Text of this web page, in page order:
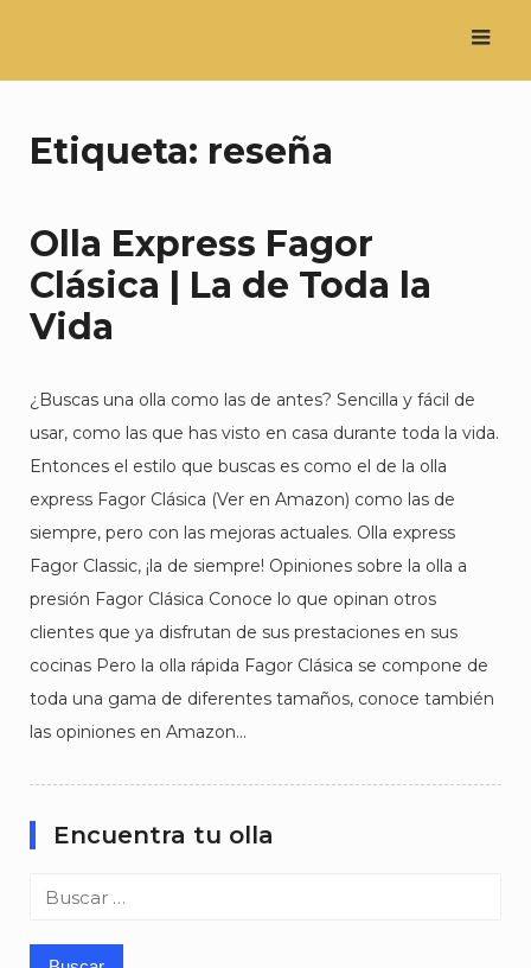
contenido
Etiqueta: reseña
Olla Express Fagor
Clásica | La de Toda la
Vida
¿Buscas una olla como las de antes? Sencilla y fácil de
usar, como las que has visto en casa durante toda la vida.
Entonces el estilo que buscas es como el de la olla
express Fagor Clásica (Ver en Amazon) como las de
siempre, pero con las mejoras actuales. Olla express
Fagor Classic, ¡la de siempre! Opiniones sobre la olla a
presión Fagor Clásica Conoce lo que opinan otros
clientes que ya disfrutan de sus prestaciones en sus
cocinas Pero la olla rápida Fagor Clásica se compone de
toda una gama de diferentes tamaños, conoce también
las opiniones en Amazon…
Encuentra tu olla
Buscar: